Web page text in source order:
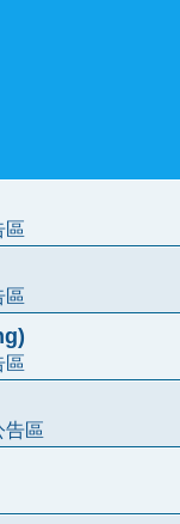
區
區
區
告區